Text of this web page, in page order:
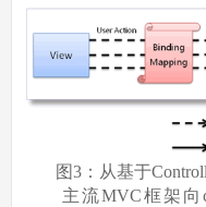
图3：从基于
主流MVC框架向